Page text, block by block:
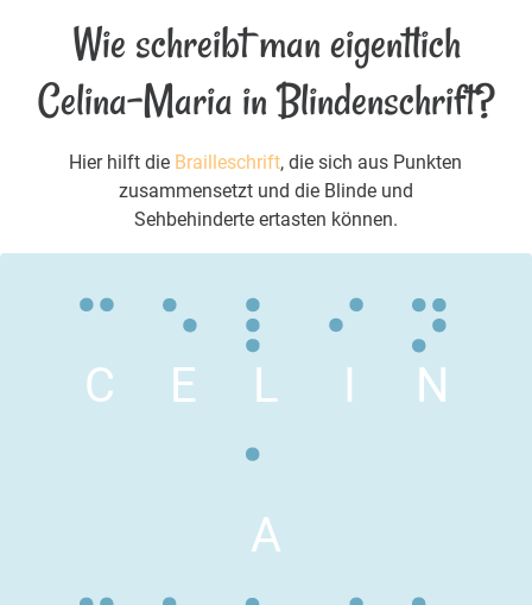
Wie schreibt man eigentlich
Celina-Maria in Blindenschrift?
Hier hilft die Brailleschrift, die sich aus Punkten
zusammensetzt und die Blinde und
Sehbehinderte ertasten können.
C E L I N
A